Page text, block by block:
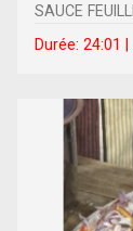
SAUCE
Durée: 24:01